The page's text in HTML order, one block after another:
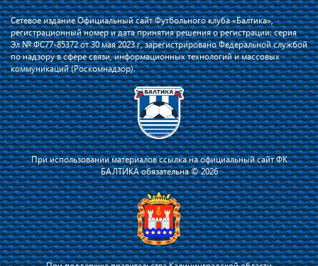
Сетевое издание Официальный сайт Футбольного клуба «Балтика»,
регистрационный номер и дата принятия решения о регистрации: серия
Эл № ФС77-85372 от 30 мая 2023 г, зарегистрировано Федеральной службой
по надзору в сфере связи, информационных технологий и массовых
коммуникаций (Роскомнадзор).
При использовании материалов ссылка на официальный сайт ФК
БАЛТИКА обязательна © 2026